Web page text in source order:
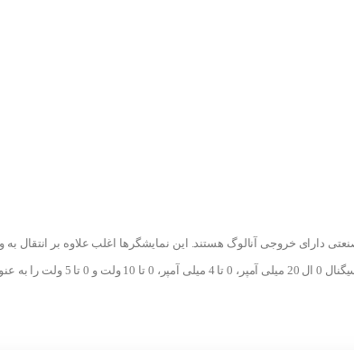
دارای خروجی آنالوگ هستند. این نمایشگرها اغلب علاوه بر انتقال
نمایش می دهند.